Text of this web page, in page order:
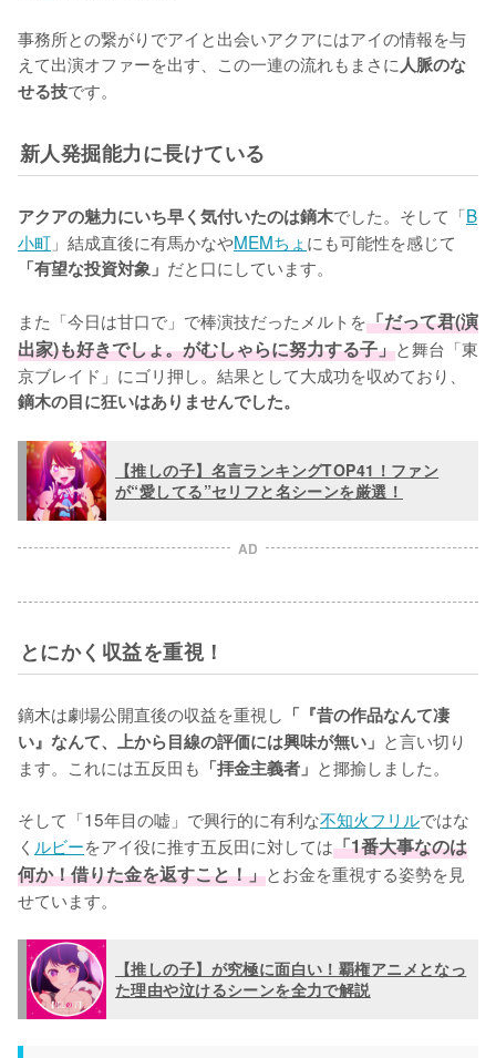
事務所との繋がりでアイと出会いアクアにはアイの情報を与
えて出演オファーを出す、この一連の流れもまさに人脈のな
せる技です。
新人発掘能力に長けている
アクアの魅力にいち早く気付いたのは鏑木でした。そして「B
小町 」結成直後に有馬かなやMEMちょ にも可能性を感じて
「有望な投資対象」 だと口にしています。
また「今日は甘口で」で棒演技だったメルトを「だって君(演
出家)も好きでしょ。がむしゃらに努力する子」と舞台「東
京ブレイド」にゴリ押し。結果として大成功を収めており、
鏑木の目に狂いはありませんでした。
【推しの子】名言ランキングTOP41！ファン
が“愛してる”セリフと名シーンを厳選！
AD
とにかく収益を重視！
鏑木は劇場公開直後の収益を重視し 「『昔の作品なんて凄
い』なんて、上から目線の評価には興味が無い」 と言い切り
ます。これには五反田も 「拝金主義者」 と揶揄しました。
そして「15年目の嘘」で興行的に有利な不知火フリルではな
く ルビーをアイ役に推す五反田に対しては「1番大事なのは
何か！借りた金を返すこと！」とお金を重視する姿勢を見
せています。
【推しの子】が究極に面白い！覇権アニメとなっ
た理由や泣けるシーンを全力で解説